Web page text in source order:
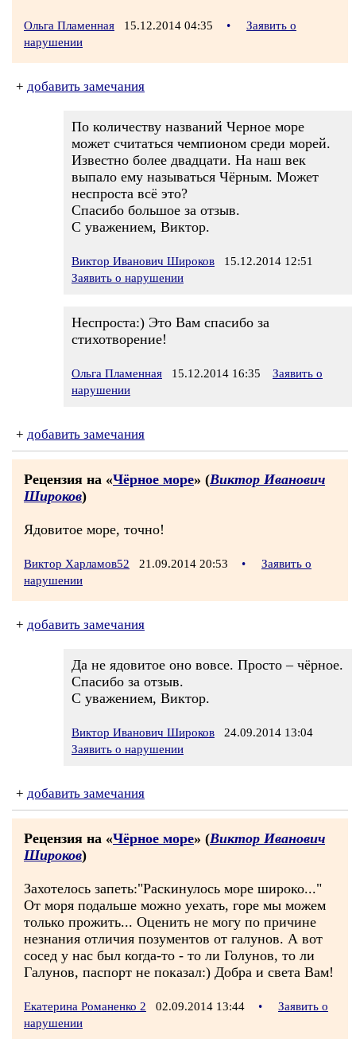
Ольга Пламенная 15.12.2014 04:35 •
Заявить о
нарушении
+ добавить замечания
По количеству названий Черное море
может считаться чемпионом среди морей.
Известно более двадцати. На наш век
выпало ему называться Чёрным. Может
неспроста всё это?
Спасибо большое за отзыв.
С уважением, Виктор.
Виктор Иванович Широков 15.12.2014 12:51
Заявить о нарушении
Неспроста:) Это Вам спасибо за
стихотворение!
Ольга Пламенная 15.12.2014 16:35
Заявить о
нарушении
+ добавить замечания
Рецензия на «Чёрное море» (Виктор Иванович
Широков)
Ядовитое море, точно!
Виктор Харламов52 21.09.2014 20:53 •
Заявить о
нарушении
+ добавить замечания
Да не ядовитое оно вовсе. Просто – чёрное.
Спасибо за отзыв.
С уважением, Виктор.
Виктор Иванович Широков 24.09.2014 13:04
Заявить о нарушении
+ добавить замечания
Рецензия на «Чёрное море» (Виктор Иванович
Широков)
Захотелось запеть:"Раскинулось море широко..."
От моря подальше можно уехать, горе мы можем
только прожить... Оценить не могу по причине
незнания отличия позументов от галунов. А вот
сосед у нас был когда-то - то ли Голунов, то ли
Галунов, паспорт не показал:) Добра и света Вам!
Екатерина Романенко 2 02.09.2014 13:44 •
Заявить о
нарушении